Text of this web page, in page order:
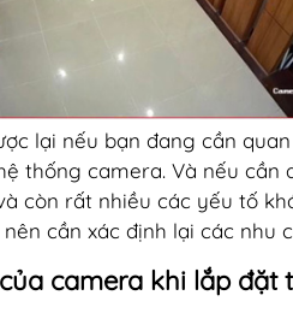
lại nếu bạn đang cần
thống camera. Và nếu cần
còn rất nhiều các yếu tố
cần xác định lại các nhu
camera khi lắp đặt